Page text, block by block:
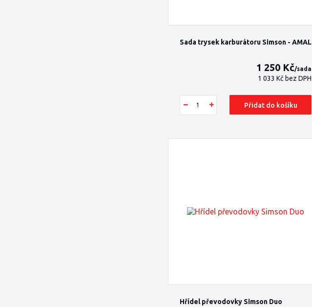
Sada trysek karburátoru Simson - AMAL
1 250 Kč/sada
1 033 Kč bez DPH
Přidat do košíku
Hřídel převodovky Simson Duo